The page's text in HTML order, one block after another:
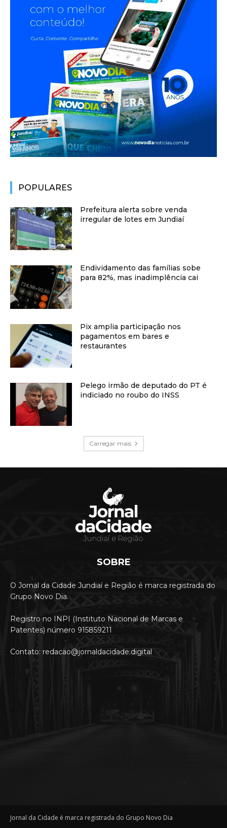
POPULARES
Prefeitura alerta sobre venda
irregular de lotes em Jundiaí
Endividamento das famílias sobe
para 82%, mas inadimplência cai
Pix amplia participação nos
pagamentos em bares e
restaurantes
Pelego irmão de deputado do PT é
indiciado no roubo do INSS
Carregar mais
SOBRE
O Jornal da Cidade Jundiaí e Região é marca registrada do
Grupo Novo Dia.
Registro no INPI (Instituto Nacional de Marcas e
Patentes) número 915859211
Contato: redacao@jornaldacidade.digital
Jornal da Cidade é marca registrada do Grupo Novo Dia